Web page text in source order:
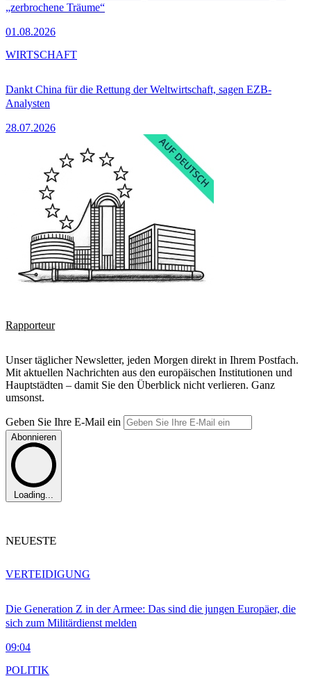
„zerbrochene Träume“
01.08.2026
Dankt China für die Rettung der Weltwirtschaft, sagen EZB-
Analysten
28.07.2026
WIRTSCHAFT
Rapporteur
Unser täglicher Newsletter, jeden Morgen direkt in Ihrem Postfach.
Mit aktuellen Nachrichten aus den europäischen Institutionen und
Hauptstädten – damit Sie den Überblick nicht verlieren. Ganz
umsonst.
Geben Sie Ihre E-Mail ein
Abonnieren
Loading...
NEUESTE
Die Generation Z in der Armee: Das sind die jungen Europäer, die
sich zum Militärdienst melden
09:04
VERTEIDIGUNG
POLITIK